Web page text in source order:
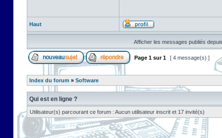
Haut
Afficher les messages publiés
Page 1 sur1 [ 4 message(s) ]
Index du forum » Software
Qui est en ligne ?
Utilisateur(s) parcourant ce forum : Aucun utilisateur inscrit et 17 invité(s)